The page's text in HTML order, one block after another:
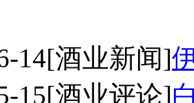
14[酒业新闻]
15[酒业评论]